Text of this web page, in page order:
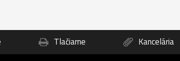
Tlačiarne Kancelária